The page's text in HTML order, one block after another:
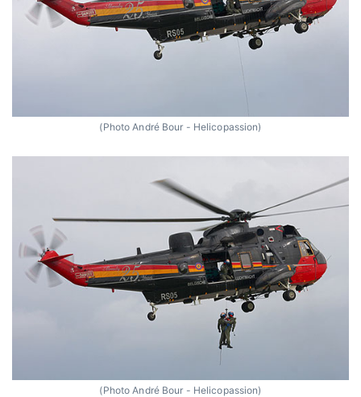
(Photo André Bour - Helicopassion)
(Photo André Bour - Helicopassion)